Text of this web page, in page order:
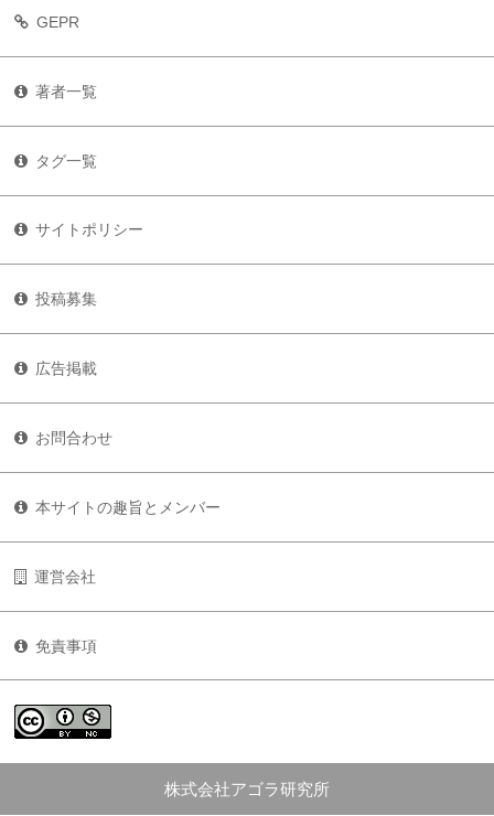
GEPR
著者一覧
タグ一覧
サイトポリシー
投稿募集
広告掲載
お問合わせ
本サイトの趣旨とメンバー
運営会社
免責事項
株式会社アゴラ研究所